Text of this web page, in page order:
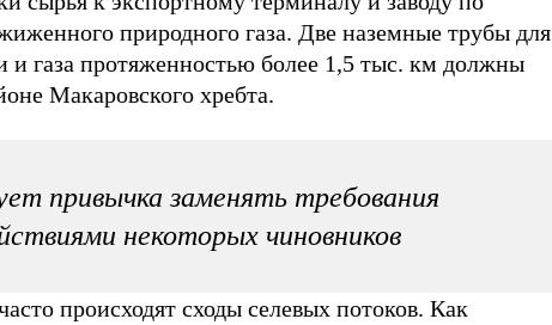
природного газа. Две наземные трубы для
и газа протяженностью более 1,5 тыс. км должны
Макаровского хребта.
привычка заменять требования
некоторых чиновников
происходят сходы селевых потоков. Как